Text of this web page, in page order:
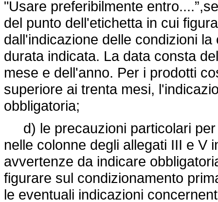
"Usare preferibilmente
del punto dell'etichetta in cui
dall'indicazione delle condizioni
durata indicata. La data consta
mese e dell'anno. Per i prodotti
superiore ai trenta mesi,
obbligatoria;
d) le precauzioni particolari per
nelle colonne degli allegati III e V
avvertenze da indicare
figurare sul condizionamento
le eventuali indicazioni